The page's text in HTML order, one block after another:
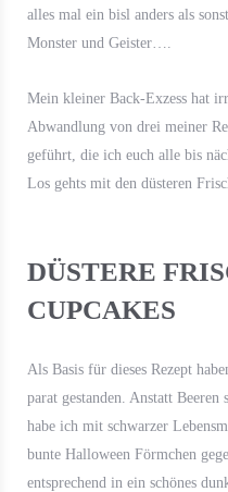
alles mal ein bisl anders als
Monster und Geister….
Mein kleiner Back-Exzess hat
Abwandlung von drei meiner
geführt, die ich euch alle bis
Los gehts mit den düsteren
DÜSTERE
CUPCAKES
Als Basis für dieses Rezept
parat gestanden. Anstatt
habe ich mit schwarzer
bunte Halloween Förmchen
entsprechend in ein schönes